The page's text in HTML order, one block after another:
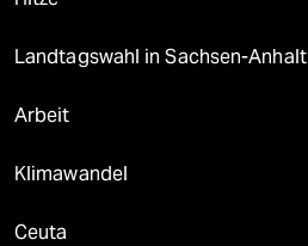
Landtagswahl in Sachsen-Anhalt
Arbeit
Klimawandel
Ceuta